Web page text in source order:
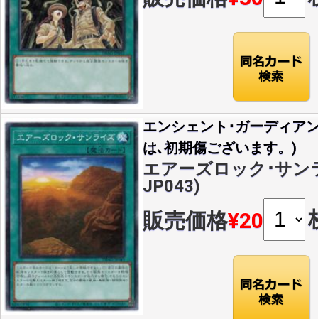
エンシェント･ガーディア
は､初期傷ございます。)
エアーズロック･サン
JP043)
販売価格¥20